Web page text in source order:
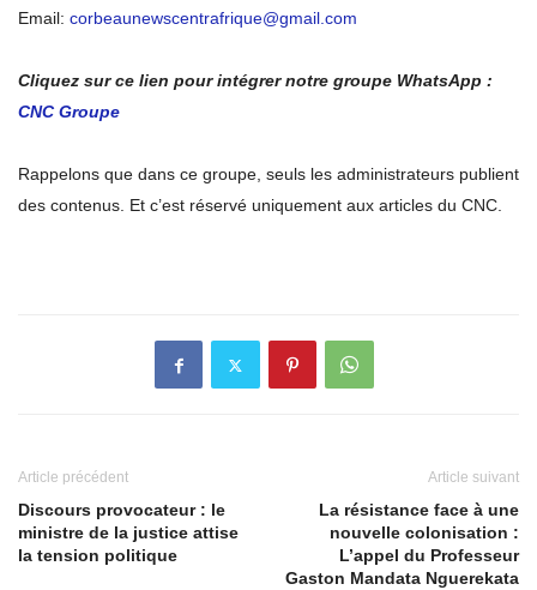
Email: corbeaunewscentrafrique@gmail.com
Cliquez sur ce lien pour intégrer notre groupe WhatsApp :
CNC Groupe
Rappelons que dans ce groupe, seuls les administrateurs publient
des contenus. Et c’est réservé uniquement aux articles du CNC.
Article précédent
Discours provocateur : le
ministre de la justice attise
la tension politique
Article suivant
La résistance face à une
nouvelle colonisation :
L’appel du Professeur
Gaston Mandata Nguerekata